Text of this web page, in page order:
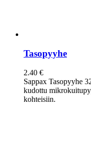
Tasopyyhe
2.40 €
Sappax Tasopyyhe
kudottu
kohteisiin.